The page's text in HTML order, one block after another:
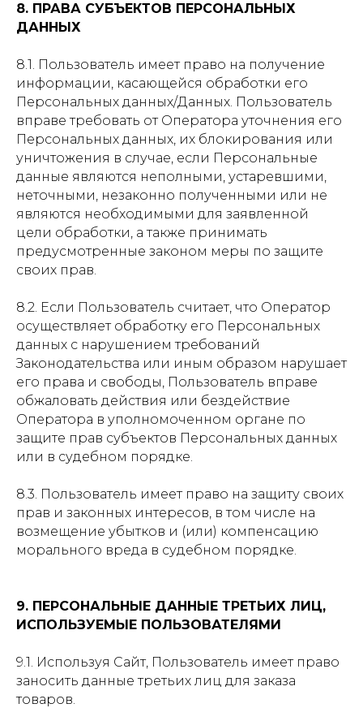
8. ПРАВА СУБЪЕКТОВ ПЕРСОНАЛЬНЫХ
ДАННЫХ
8.1. Пользователь имеет право на получение
информации, касающейся обработки его
Персональных данных/Данных. Пользователь
вправе требовать от Оператора уточнения его
Персональных данных, их блокирования или
уничтожения в случае, если Персональные
данные являются неполными, устаревшими,
неточными, незаконно полученными или не
являются необходимыми для заявленной
цели обработки, а также принимать
предусмотренные законом меры по защите
своих прав.
8.2. Если Пользователь считает, что Оператор
осуществляет обработку его Персональных
данных с нарушением требований
Законодательства или иным образом нарушает
его права и свободы, Пользователь вправе
обжаловать действия или бездействие
Оператора в уполномоченном органе по
защите прав субъектов Персональных данных
или в судебном порядке.
8.3. Пользователь имеет право на защиту своих
прав и законных интересов, в том числе на
возмещение убытков и (или) компенсацию
морального вреда в судебном порядке.
9. ПЕРСОНАЛЬНЫЕ ДАННЫЕ ТРЕТЬИХ ЛИЦ,
ИСПОЛЬЗУЕМЫЕ ПОЛЬЗОВАТЕЛЯМИ
9.1. Используя Сайт, Пользователь имеет право
заносить данные третьих лиц для заказа
товаров.